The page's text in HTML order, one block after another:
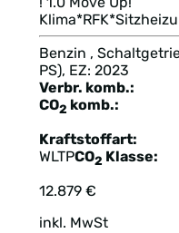
Benzin ,
PS), EZ: 2023
Verbr. komb.:
CO2 komb.:
Kraftstoffart:
WLTPCO2 Klasse:
12.879 €
inkl. MwSt